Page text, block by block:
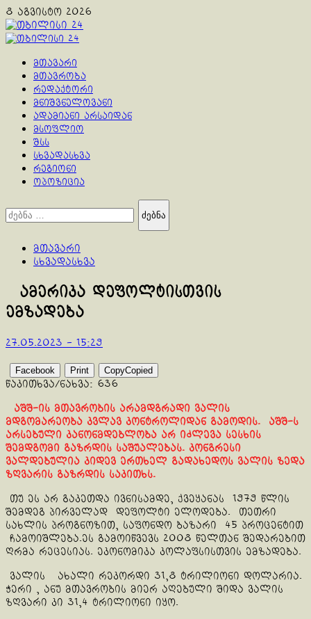
Skip
to
content
8 აგვისტო 2026
Primary
მთავარი
მთავრობა
რედაქტორი
მნიშვნელოვანი
ადამიანი არსაიდან
მსოფლიო
შსს
სხვადასხვა
რეგიონი
ოპოზიცია
ძებნა:
მთავარი
სხვადასხვა
ამერიკა დეფოლტისთვის
ემზადება
27.05.2023 - 15:29
Facebook Print CopyCopied
წაკითხვა/ნახვა: 636
აშშ-ის მთავრობის არამდგრადი ვალის
მდგომარეობა კვლავ კონტროლიდან გამოდის. აშშ-ს
არსებული კანონმდებლობა არ იძლევა სესხის
შემდგომი გაზრდის საშუალებას. კონგრესი
ვალდებულია კიდევ ერთხელ გადახედოს ვალის ზედა
ზღვარის გაზრდის საკითხს.
თუ ეს არ გაკეთდა ივნისამდე, ქვეყანას 1979 წლის
შემდეგ პირველად დეფოლტი ელოდება. თეთრი
სახლის პროგნოზით, საფონდო ბაზარი 45 პროცენტით
ჩამოიშლება.ეს გამოიწვევს 2008 წელთან შედარებით
ღრმა რეცესიას. ეკონომიკა კოლაფსისთვის ემზადება.
ვალის ახალი რეკორდი 31,8 ტრილიონი დოლარია.
ჭერი , ანუ მთავრობის მიერ აღებული შიდა ვალის
ზღვარი კი 31,4 ტრილიონი იყო.